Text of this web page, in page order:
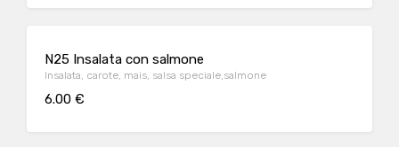
N25 Insalata con salmone
Insalata, carote, mais, salsa speciale,salmone
6.00 €